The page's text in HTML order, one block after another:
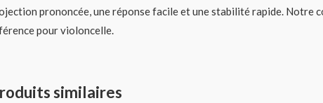
prononcée, une réponse facile et une stabilité rapide. Notre
pour violoncelle.
similaires